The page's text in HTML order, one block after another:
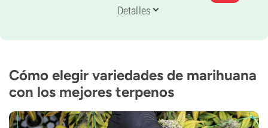
20% Sativa
10-11 semanas de la semilla al cultivo
CBD
0-1%
Tipo de floración
Autofloreciente
Detalles
Cómo elegir variedades de marihuana
con los mejores terpenos